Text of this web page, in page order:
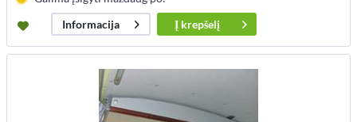
Informacija
Į krepšelį